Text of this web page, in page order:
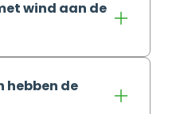
wind aan de
hebben de